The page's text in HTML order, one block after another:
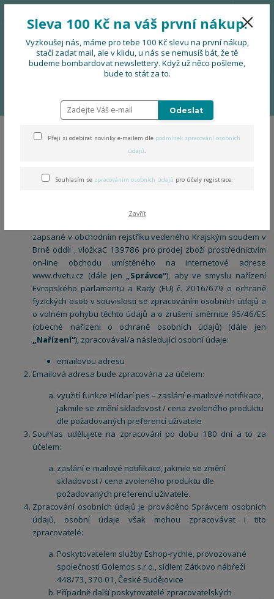
Menu
0 Kč
Souhlas se zpracováním
osobních údajů pro účely
TUTU, dvěTU, jsmeTU s.r.o., se sídlem
zapsané v obchodním rejstříkuvedeného Krajským soudem v
Brně oddíl , vložkaC 139786 pro prodej zboží prostřednictvím
on-line obchodu umístěného na internetové adrese
www.dvetu.cz (dále jen „Správce“), aby ve smyslu nařízení
Evropského parlamentu a Rady (EU) č. 2016/679 o ochraně
fyzických osob v souvislosti se zpracováním osobních údajů a
o volném pohybu těchto údajů a o zrušení směrnice 95/46/ES
(obecné nařízení o ochraně osobních údajů) (dále jen
„Nařízení“), zpracovával/a následující osobní údaje:
emailovou adresu
Emailová adresa bude zpracována za účelem:
využití funkce Hlídací pes – zaslání e-mailové notifikace,
jakmile se změní skladovost / cena zvoleného produktu
dle požadovaných preferencí uživatele
Souhlas udělujete na zpracování po dobu 180 dní a to za
účelem:
zaslání e-mailové notifikace, jakmile se změní
skladovost / cena zvoleného produktu dle
požadovaných preferencí uživatele.
Zpracování osobních údajů je prováděno Správcem osobních
údajů, osobní údaje však mohou zpracovávat i tito
zpracovatelé:
Poskytovatelem služby Eshop-rychle, provozované
společností Golemos s.r.o., sídlem Zátkovo nábřeží
448/73, 370 01, České Budějovice
Případně další poskytovatelé zpracovatelských
Sleva 100 Kč na váš první nákup.
Vyzkoušej nás, máme pro tebe 100 Kč slevu na první nákup,
stačí zadat mail, ale v klidu, u nás se nemusíš bát, že tě
budeme bombardovat newslettery. Když už něco pošleme,
bude to stát za to.
Odeslat
Přeji si odebírat novinky e-mailem dle podmínek zpracování osobních
údajů.
Souhlasím se zpracováním osobních údajů pro účely registrace.
Zavřít